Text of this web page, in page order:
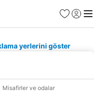
Favoriler
Giriş
yerlerini göster
Misafirler ve odalar